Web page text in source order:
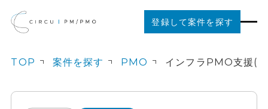
登録して案件を探す
TOP 案件を探す PMO